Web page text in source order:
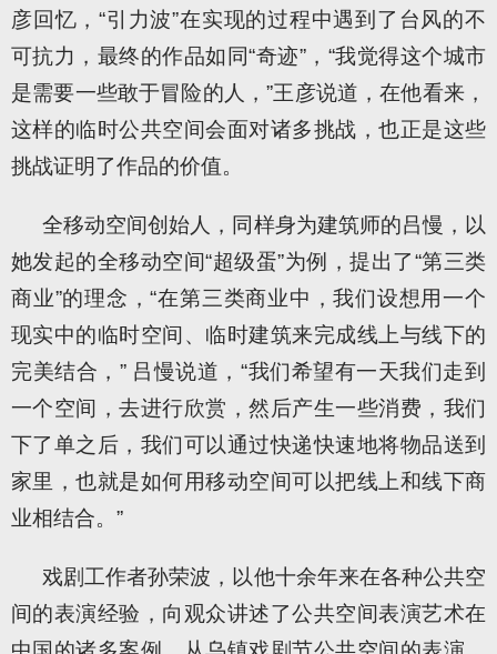
彦回忆，“引力波”在实现的过程中遇到了台风的不
可抗力，最终的作品如同“奇迹”，“我觉得这个城市
是需要一些敢于冒险的人，”王彦说道，在他看来，
这样的临时公共空间会面对诸多挑战，也正是这些
挑战证明了作品的价值。
全移动空间创始人，同样身为建筑师的吕慢，以
她发起的全移动空间“超级蛋”为例，提出了“第三类
商业”的理念，“在第三类商业中，我们设想用一个
现实中的临时空间、临时建筑来完成线上与线下的
完美结合，” 吕慢说道，“我们希望有一天我们走到
一个空间，去进行欣赏，然后产生一些消费，我们
下了单之后，我们可以通过快递快速地将物品送到
家里，也就是如何用移动空间可以把线上和线下商
业相结合。”
戏剧工作者孙荣波，以他十余年来在各种公共空
间的表演经验，向观众讲述了公共空间表演艺术在